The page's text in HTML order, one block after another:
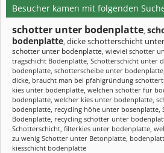
Besucher kamen mit folgenden
schotter unter bodenplatte,
bodenplatte, dicke schotterschicht
schotter unter bodenplatte, wieviel schotter
tragschicht Bodenplatte, Schotterschicht unter
bodenplatte, schotterscheibe unter bodenplatte
dicke, braucht man bei pfahlgründung
kies unter bodenplatte, welchen schotter für
bodenplatte, welcher kies unter bodenplatte,
bodenplatte, recycling höhe unter bosenplatte,
Bodenplatte, recycling schotter unter
Schotterschicht, filterkies unter bodenplatte,
zu wenig Schotter unter Betonplatte,
kiesschicht bodenplatte